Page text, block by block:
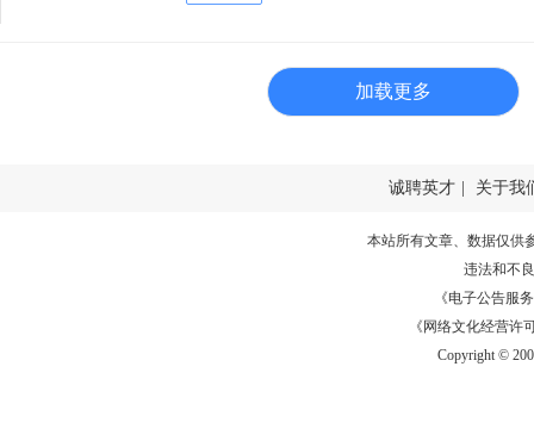
加载更多
诚聘英才 关于我
本站所有文章、数据仅供
违法和不
《电子公告服务
《网络文化经营许
Copyright ©